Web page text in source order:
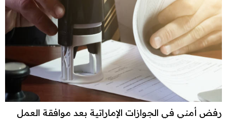
رفض أمني في الجوازات الإماراتية بعد موافقة العمل